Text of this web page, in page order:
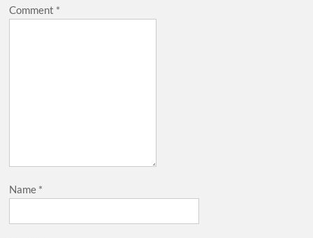
Comment *
Name *